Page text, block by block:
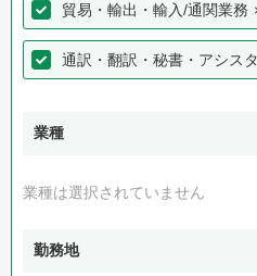
貿易・輸出・輸入/通関業務
通訳・翻訳・秘書・アシス
業種
業種は選択されていません
勤務地